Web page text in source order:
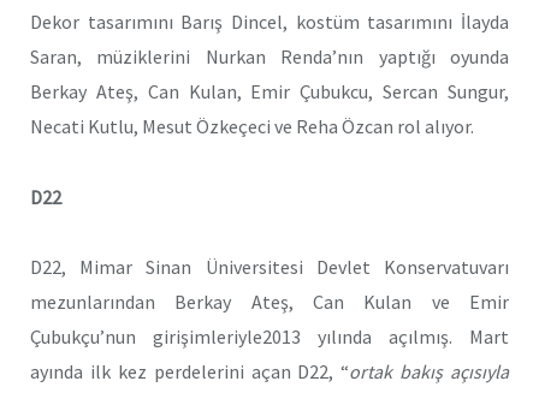
Dekor tasarımını Barış Dincel, kostüm tasarımını İlayda
Saran, müziklerini Nurkan Renda’nın yaptığı oyunda
Berkay Ateş, Can Kulan, Emir Çubukcu, Sercan Sungur,
Necati Kutlu, Mesut Özkeçeci ve Reha Özcan rol alıyor.
D22
D22, Mimar Sinan Üniversitesi Devlet Konservatuvarı
mezunlarından Berkay Ateş, Can Kulan ve Emir
Çubukçu’nun girişimleriyle2013 yılında açılmış. Mart
ayında ilk kez perdelerini açan D22, “ortak bakış açısıyla